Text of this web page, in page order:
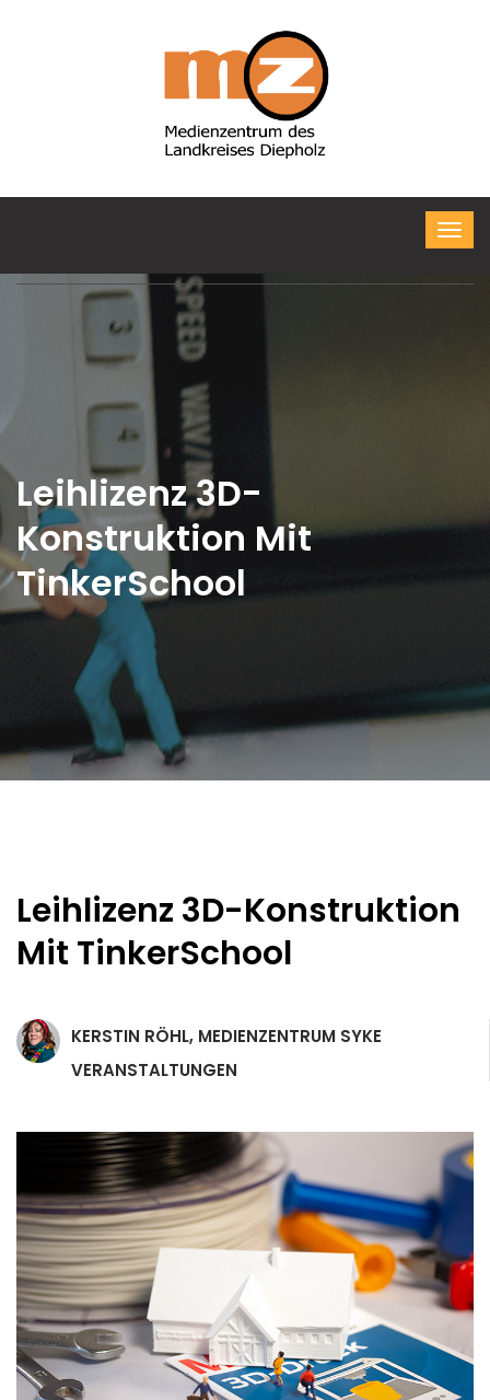
Leihlizenz 3D-
Konstruktion Mit
TinkerSchool
Leihlizenz 3D-Konstruktion
Mit TinkerSchool
KERSTIN RÖHL, MEDIENZENTRUM SYKE
VERANSTALTUNGEN